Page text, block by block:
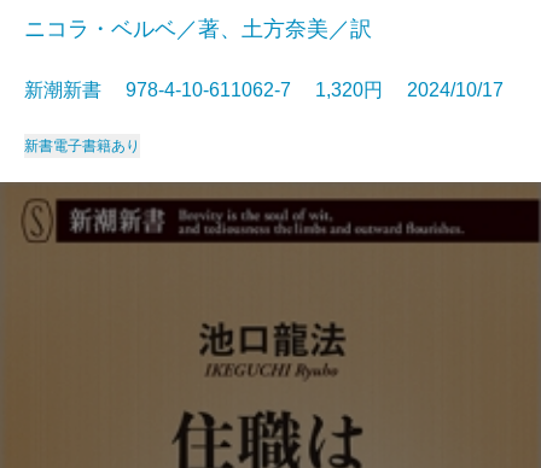
ニコラ・ベルベ／著、土方奈美／訳
新潮新書 978-4-10-611062-7 1,320円 2024/10/17
新書電子書籍あり